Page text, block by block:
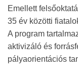
Emellett
35 év közötti
A program
aktivizáló és
pályaorientációs